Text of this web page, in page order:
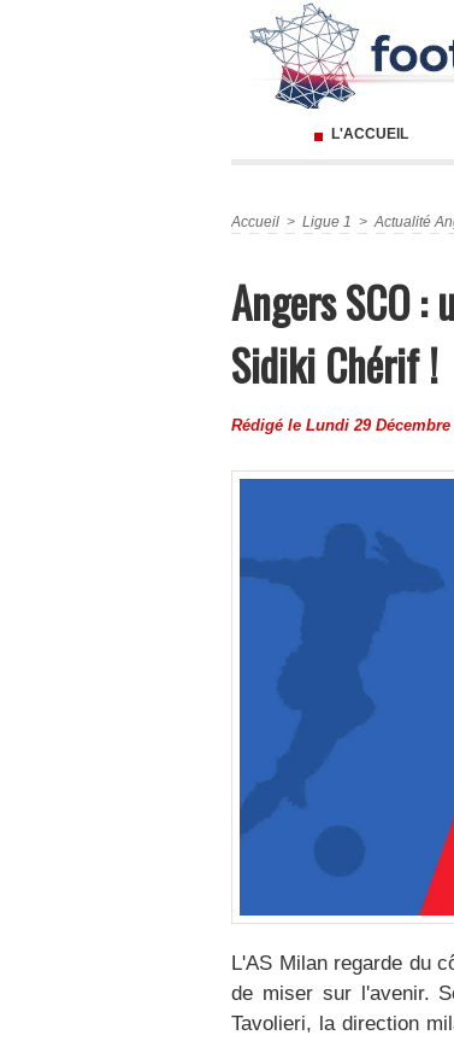
L'ACCUEIL
Accueil > Ligue 1 > Actualité
Angers SCO :
Sidiki Chérif !
Rédigé le Lundi 29
L'AS Milan regarde du
de miser sur l'avenir.
Tavolieri, la direction